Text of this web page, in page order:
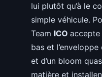
lui plutôt qu’à le
simple véhicule.
Team ICO
bas et
et d’un bloom
matière et